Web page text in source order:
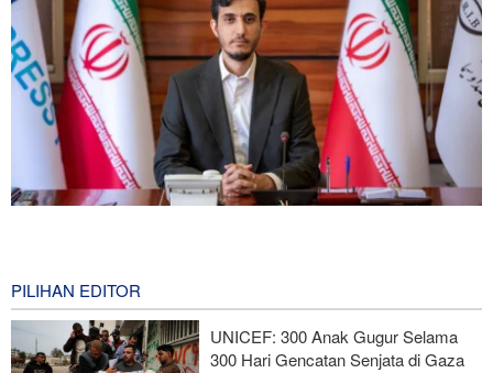
Araghchi kepada Negara Tetangga: Kini Saatnya Andalkan Diri
Sendiri dan Jalin Persaudaraan Sejati
PILIHAN EDITOR
UNICEF: 300 Anak Gugur Selama
300 Hari Gencatan Senjata di Gaza